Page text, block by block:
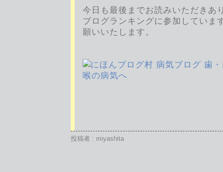
今日も最後までお読みいただきあ
ブログランキングに参加していま
願いいたします。
投稿者 : miyashita